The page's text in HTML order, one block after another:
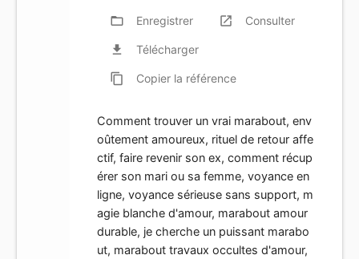
folder_open Enregistrer launch Consulter
file_download Télécharger
content_copy Copier la référence
Comment trouver un vrai marabout, env
oûtement amoureux, rituel de retour affe
ctif, faire revenir son ex, comment récup
érer son mari ou sa femme, voyance en
ligne, voyance sérieuse sans support, m
agie blanche d'amour, marabout amour
durable, je cherche un puissant marabo
ut, marabout travaux occultes d'amour,